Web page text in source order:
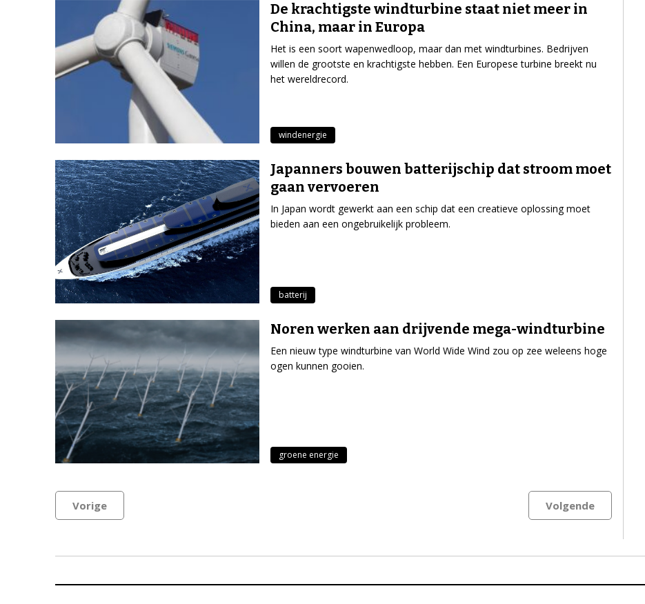
De krachtigste windturbine staat niet meer in
China, maar in Europa
Het is een soort wapenwedloop, maar dan met windturbines. Bedrijven
willen de grootste en krachtigste hebben. Een Europese turbine breekt nu
het wereldrecord.
windenergie
Japanners bouwen batterijschip dat stroom moet
gaan vervoeren
In Japan wordt gewerkt aan een schip dat een creatieve oplossing moet
bieden aan een ongebruikelijk probleem.
batterij
Noren werken aan drijvende mega-windturbine
Een nieuw type windturbine van World Wide Wind zou op zee weleens hoge
ogen kunnen gooien.
groene energie
Vorige Volgende